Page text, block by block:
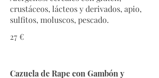
crustáceos, lácteos y derivados, apio,
sulfitos, moluscos, pescado.
27 €
Cazuela de Rape con Gambón y